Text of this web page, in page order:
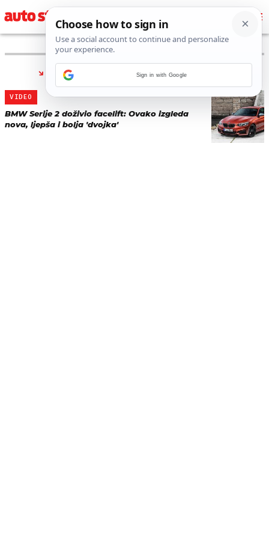
PRONAĐENO 1 REZULTATA ZA TAG “
VIDEO
BMW Serije 2 doživio facelift: Ovako izgleda
nova, ljepša i bolja 'dvojka'
Sign in with Google